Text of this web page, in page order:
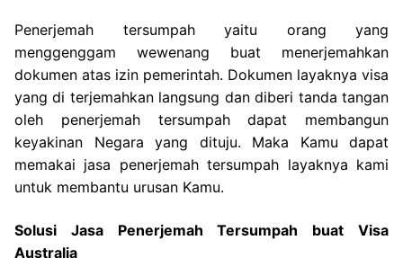
Penerjemah tersumpah yaitu orang yang
menggenggam wewenang buat menerjemahkan
dokumen atas izin pemerintah. Dokumen layaknya visa
yang di terjemahkan langsung dan diberi tanda tangan
oleh penerjemah tersumpah dapat membangun
keyakinan Negara yang dituju. Maka Kamu dapat
memakai jasa penerjemah tersumpah layaknya kami
untuk membantu urusan Kamu.
Solusi Jasa Penerjemah Tersumpah buat Visa
Australia